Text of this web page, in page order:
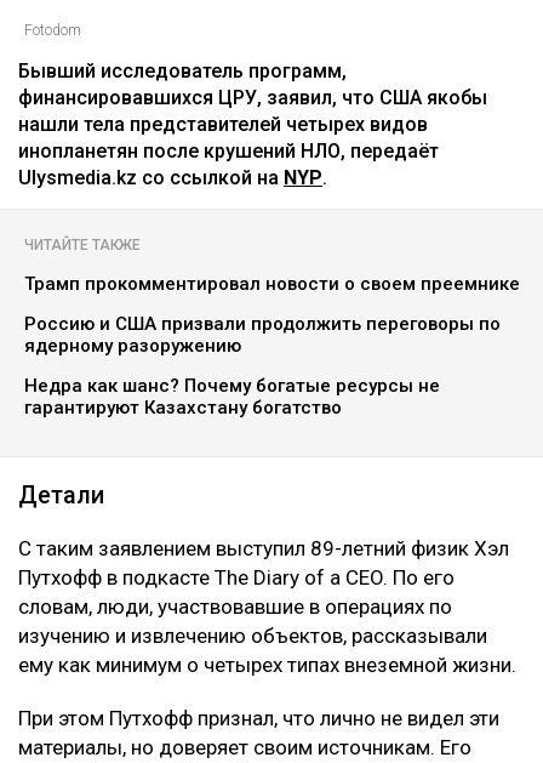
Fotodom
Бывший исследователь программ,
финансировавшихся ЦРУ, заявил, что США якобы
нашли тела представителей четырех видов
инопланетян после крушений НЛО, передаёт
Ulysmedia.kz со ссылкой на NYP.
ЧИТАЙТЕ ТАКЖЕ
Трамп прокомментировал новости о своем преемнике
Россию и США призвали продолжить переговоры по
ядерному разоружению
Недра как шанс? Почему богатые ресурсы не
гарантируют Казахстану богатство
Детали
С таким заявлением выступил 89-летний физик Хэл
Путхофф в подкасте The Diary of a CEO. По его
словам, люди, участвовавшие в операциях по
изучению и извлечению объектов, рассказывали
ему как минимум о четырех типах внеземной жизни.
При этом Путхофф признал, что лично не видел эти
материалы, но доверяет своим источникам. Его